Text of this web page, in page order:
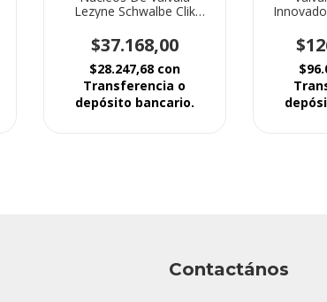
Lezyne Schwalbe Clik
$37.168,00
$28.247,68 con
Transferencia o
depósito bancario.
Contactános